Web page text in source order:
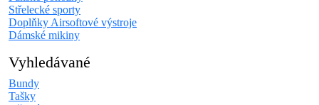
Střelecké sporty
Doplňky Airsoftové výstroje
Dámské mikiny
Vyhledávané
Bundy
Tašky